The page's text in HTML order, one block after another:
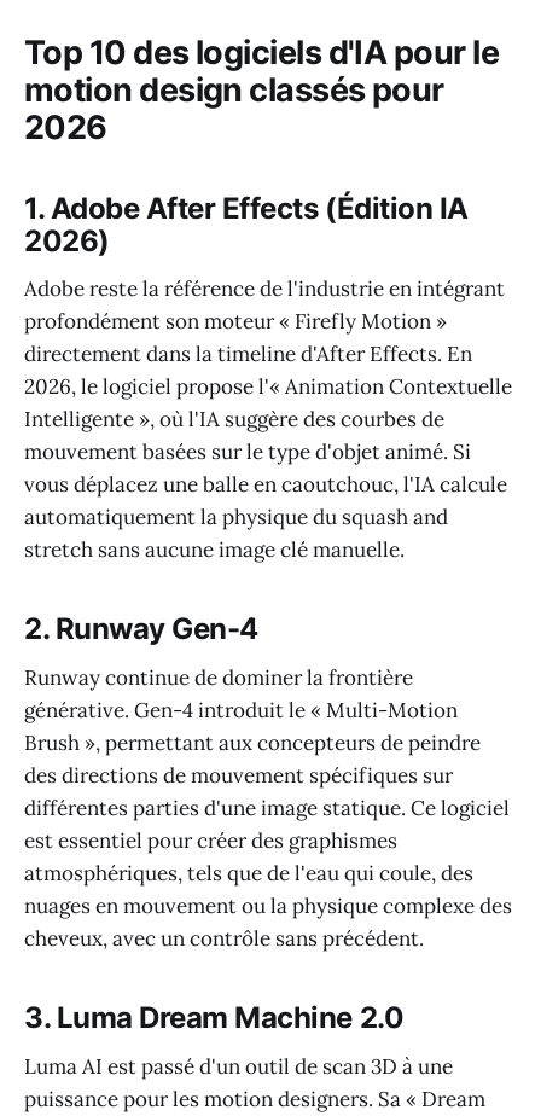
Top 10 des logiciels d'IA pour le
motion design classés pour
2026
1. Adobe After Effects (Édition IA
2026)
Adobe reste la référence de l'industrie en intégrant
profondément son moteur « Firefly Motion »
directement dans la timeline d'After Effects. En
2026, le logiciel propose l'« Animation Contextuelle
Intelligente », où l'IA suggère des courbes de
mouvement basées sur le type d'objet animé. Si
vous déplacez une balle en caoutchouc, l'IA calcule
automatiquement la physique du squash and
stretch sans aucune image clé manuelle.
2. Runway Gen-4
Runway continue de dominer la frontière
générative. Gen-4 introduit le « Multi-Motion
Brush », permettant aux concepteurs de peindre
des directions de mouvement spécifiques sur
différentes parties d'une image statique. Ce logiciel
est essentiel pour créer des graphismes
atmosphériques, tels que de l'eau qui coule, des
nuages en mouvement ou la physique complexe des
cheveux, avec un contrôle sans précédent.
3. Luma Dream Machine 2.0
Luma AI est passé d'un outil de scan 3D à une
puissance pour les motion designers. Sa « Dream